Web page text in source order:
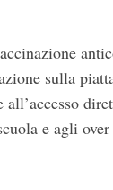
sulla
e agli over